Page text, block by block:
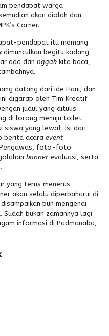
pendapat warga
akan diolah dan
Corner.
pendapat itu memang
dimunculkan begitu kadang
ada dan nggak kita baca,
datang dari ide Hani, dan
digarap oleh Tim Kreatif
judul yang ditulis
di lorong menuju toilet
siswa yang lewat. Isi dari
berita acara event
Pengawas, foto-foto
banner evaluasi, serta
yang terus menerus
akan selalu diperbaharui di
pun mengenai
bukan zamannya lagi
informasi di Padmanaba,